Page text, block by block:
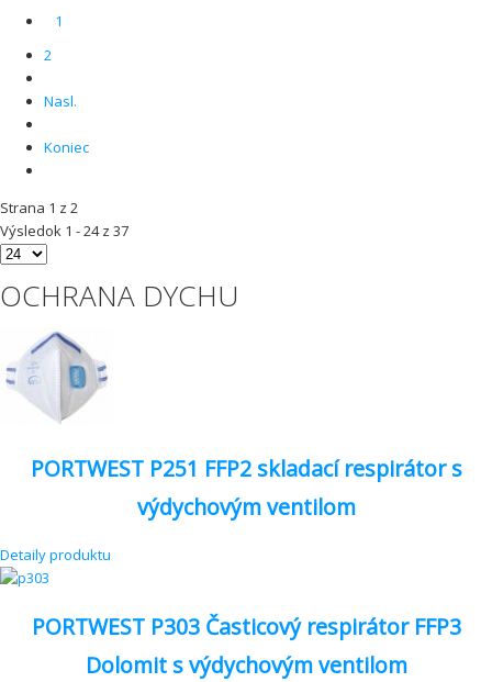
1
2
Nasl.
Koniec
Strana 1 z 2
Výsledok 1 - 24 z 37
OCHRANA DYCHU
PORTWEST P251 FFP2 skladací respirátor s
výdychovým ventilom
Detaily produktu
PORTWEST P303 Časticový respirátor FFP3
Dolomit s výdychovým ventilom